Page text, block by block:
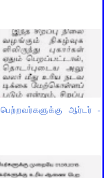
பெற்றவர்களுக்கு ஆர்டர் -